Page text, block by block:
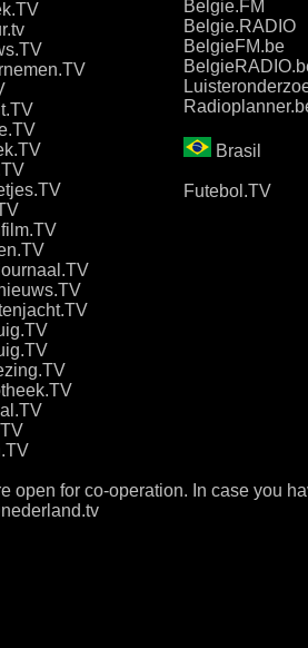
Belgie.FM
Belgie.RADIO
BelgieFM.be
Brasil
Futebol.TV
open for co-operation. In case you